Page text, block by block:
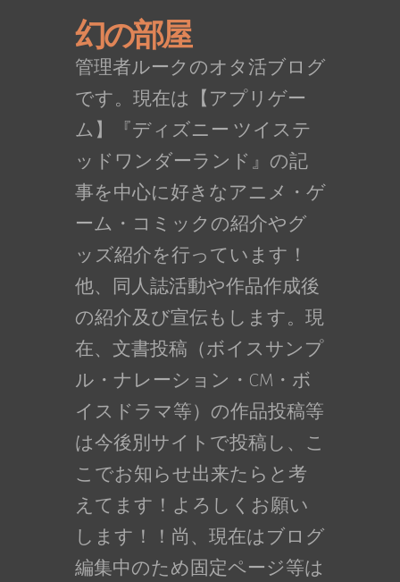
幻の部屋
管理者ルークのオタ活ブログ
です。現在は【アプリゲー
ム】『ディズニー ツイステ
ッドワンダーランド』の記
事を中心に好きなアニメ・ゲ
ーム・コミックの紹介やグ
ッズ紹介を行っています！
他、同人誌活動や作品作成後
の紹介及び宣伝もします。現
在、文書投稿（ボイスサンプ
ル・ナレーション・CM・ボ
イスドラマ等）の作品投稿等
は今後別サイトで投稿し、こ
こでお知らせ出来たらと考
えてます！よろしくお願い
します！！尚、現在はブログ
編集中のため固定ページ等は